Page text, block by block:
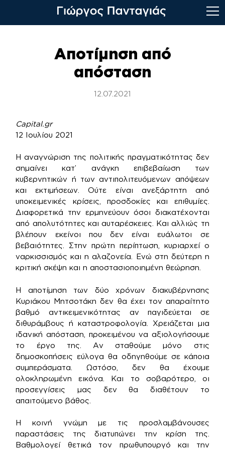
Αποτίμηση από
απόσταση
12.07.2021
Capital.gr
12 Ιουλίου 2021
Η αναγνώριση της πολιτικής πραγματικότητας δεν
σημαίνει κατ’ ανάγκη επιβεβαίωση των
κυβερνητικών ή των αντιπολιτευόμενων απόψεων
και εκτιμήσεων. Ούτε είναι ανεξάρτητη από
υποκειμενικές κρίσεις, προσδοκίες και επιθυμίες.
Διαφορετικά την ερμηνεύουν όσοι διακατέχονται
από απολυτότητες και αυταρέσκειες. Και αλλιώς τη
βλέπουν εκείνοι που δεν είναι ευάλωτοι σε
βεβαιότητες. Στην πρώτη περίπτωση, κυριαρχεί ο
ναρκισσισμός και η αλαζονεία. Ενώ στη δεύτερη η
κριτική σκέψη και η αποστασιοποιημένη θεώρηση.
Η αποτίμηση των δύο χρόνων διακυβέρνησης
Κυριάκου Μητσοτάκη δεν θα έχει τον απαραίτητο
βαθμό αντικειμενικότητας αν παγιδεύεται σε
διθυράμβους ή καταστροφολογία. Χρειάζεται μια
ιδανική απόσταση, προκειμένου να αξιολογήσουμε
το έργο της. Αν σταθούμε μόνο στις
δημοσκοπήσεις εύλογα θα οδηγηθούμε σε κάποια
συμπεράσματα. Ωστόσο, δεν θα έχουμε
ολοκληρωμένη εικόνα. Και το σοβαρότερο, οι
προσεγγίσεις μας δεν θα διαθέτουν το
απαιτούμενο βάθος.
Η κοινή γνώμη με τις προσλαμβάνουσες
παραστάσεις της διατυπώνει την κρίση της.
Βαθμολογεί θετικά τον πρωθυπουργό και την